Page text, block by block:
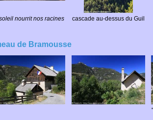
nourrit nos racines cascade au-dessus du Guil
de Bramousse